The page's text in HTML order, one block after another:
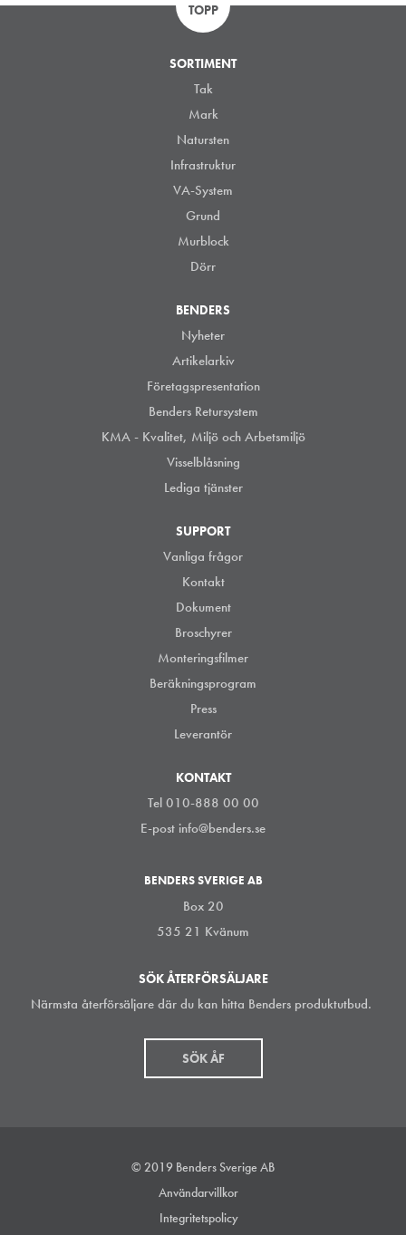
TOPP
SORTIMENT
Tak
Mark
Natursten
Infrastruktur
VA-System
Grund
Murblock
Dörr
BENDERS
Nyheter
Artikelarkiv
Företagspresentation
Benders Retursystem
KMA - Kvalitet, Miljö och Arbetsmiljö
Visselblåsning
Lediga tjänster
SUPPORT
Vanliga frågor
Kontakt
Dokument
Broschyrer
Monteringsfilmer
Beräkningsprogram
Press
Leverantör
KONTAKT
Tel 010-888 00 00
E-post info@benders.se
BENDERS SVERIGE AB
Box 20
535 21 Kvänum
SÖK ÅTERFÖRSÄLJARE
Närmsta återförsäljare där du kan hitta Benders produktutbud.
SÖK ÅF
© 2019 Benders Sverige AB
Användarvillkor
Integritetspolicy